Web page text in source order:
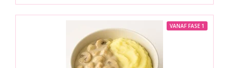
VANAF FASE 1